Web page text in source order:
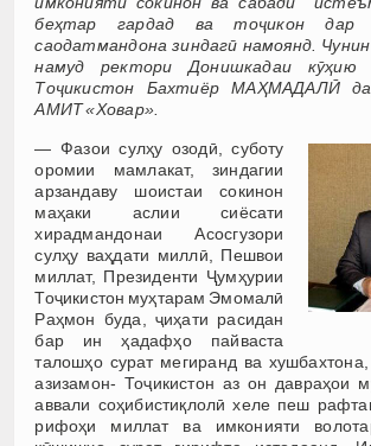
беҳтар гардад ва тоҷикон дар
саодатмандона зиндагӣ намоянд.
намуд ректори Донишкадаи кӯҳию
Тоҷикистон Бахтиёр МАҲМАДАЛӢ
АМИТ «Ховар».
— Фазои сулҳу озодӣ, суботу
оромии мамлакат, зиндагии
арзандаву шоистаи сокинон
маҳаки аслии сиёсати
хирадмандонаи Асосгузори
сулҳу ваҳдати миллӣ, Пешвои
миллат, Президенти Ҷумҳурии
Тоҷикистон муҳтарам Эмомалӣ
Раҳмон буда, ҷиҳати расидан
бар ин ҳадафҳо пайваста
талошҳо сурат мегиранд ва
азизамон- Тоҷикистон аз он давраҳои
аввали соҳибистиқлолӣ хеле пеш
рифоҳи миллат ва имконияти